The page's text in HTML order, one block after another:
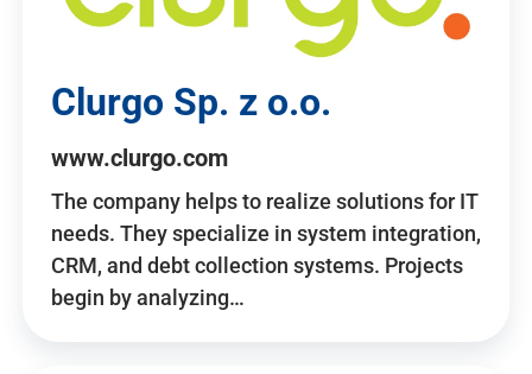
Clurgo Sp. z o.o.
www.clurgo.com
The company helps to realize solutions for IT
needs. They specialize in system integration,
CRM, and debt collection systems. Projects
begin by analyzing…